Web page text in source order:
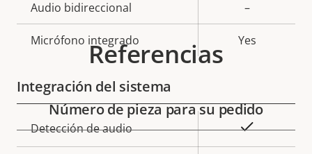
propiedad
propiedad
Audio bidireccional –
Micrófono integrado Yes
Integración del sistema
Descripción
de
Valor de
la
Detección de audio Sí
Referencias
Número de pieza para su pedido